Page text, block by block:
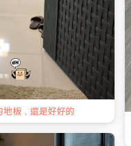
地板，還是好好的